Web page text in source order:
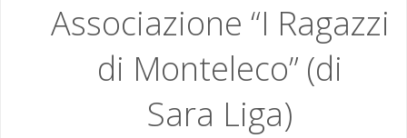
Associazione “I Ragazzi
di Monteleco” (di
Sara Liga)